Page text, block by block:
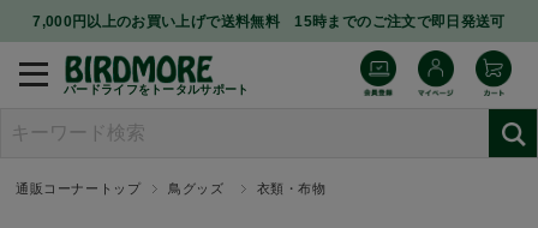
7,000円以上のお買い上げで送料無料 15時までのご注文で即日発送可
バードライフをトータルサポート
通販コーナートップ 鳥グッズ 衣類・布物